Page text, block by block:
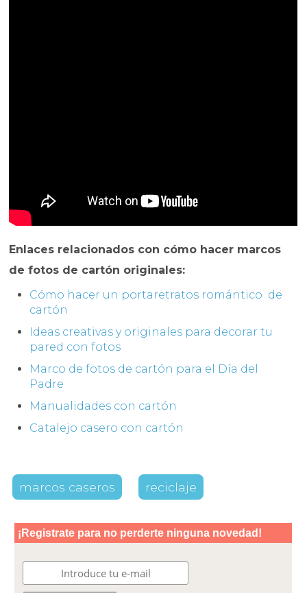
Enlaces relacionados con cómo hacer marcos
de fotos de cartón originales:
Cómo hacer un portaretratos romántico de
cartón
Ideas creativas y originales para decorar tu
pared con fotos
Marco de fotos de cartón para el Día del
Padre
Manualidades con cartón
Catalejo casero con cartón
marcos caseros reciclaje